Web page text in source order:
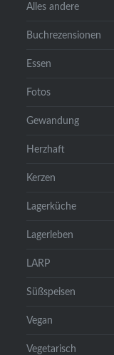
Alles andere
Buchrezensionen
Essen
Fotos
Gewandung
Herzhaft
Kerzen
Lagerküche
Lagerleben
LARP
Süßspeisen
Vegan
Vegetarisch